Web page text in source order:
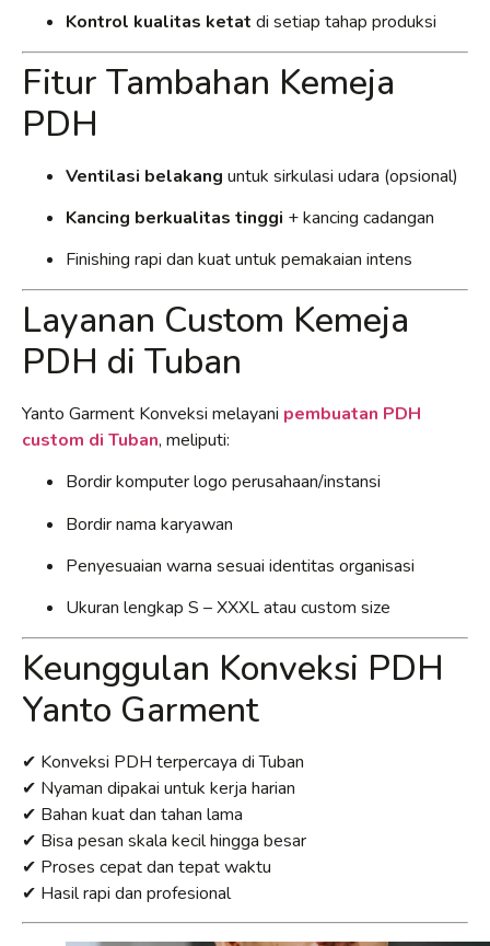
Kontrol kualitas ketat di setiap tahap produksi
Fitur Tambahan Kemeja
PDH
Ventilasi belakang untuk sirkulasi udara (opsional)
Kancing berkualitas tinggi + kancing cadangan
Finishing rapi dan kuat untuk pemakaian intens
Layanan Custom Kemeja
PDH di Tuban
Yanto Garment Konveksi melayani pembuatan PDH
custom di Tuban, meliputi:
Bordir komputer logo perusahaan/instansi
Bordir nama karyawan
Penyesuaian warna sesuai identitas organisasi
Ukuran lengkap S – XXXL atau custom size
Keunggulan Konveksi PDH
Yanto Garment
✔ Konveksi PDH terpercaya di Tuban
✔ Nyaman dipakai untuk kerja harian
✔ Bahan kuat dan tahan lama
✔ Bisa pesan skala kecil hingga besar
✔ Proses cepat dan tepat waktu
✔ Hasil rapi dan profesional